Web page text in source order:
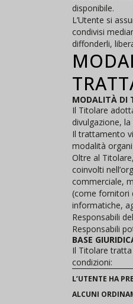
disponibile.
L’Utente si
condivisi
diffonderli,
MODALITÀ DI
Il Titolare
divulgazione,
Il trattamento
modalità
Oltre al
coinvolti
commerciale,
(come fornitori
informatiche,
Responsabili
Responsabili
BASE
Il Titolare tratta
condizioni:
L’UTENTE HA
ALCUNI